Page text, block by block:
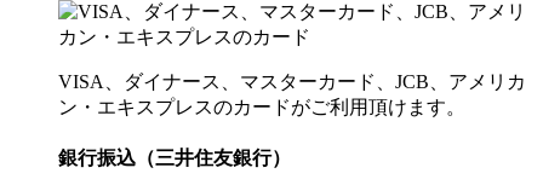
VISA、ダイナース、マスターカード、JCB、アメリカ
ン・エキスプレスのカードがご利用頂けます。
銀行振込（三井住友銀行）